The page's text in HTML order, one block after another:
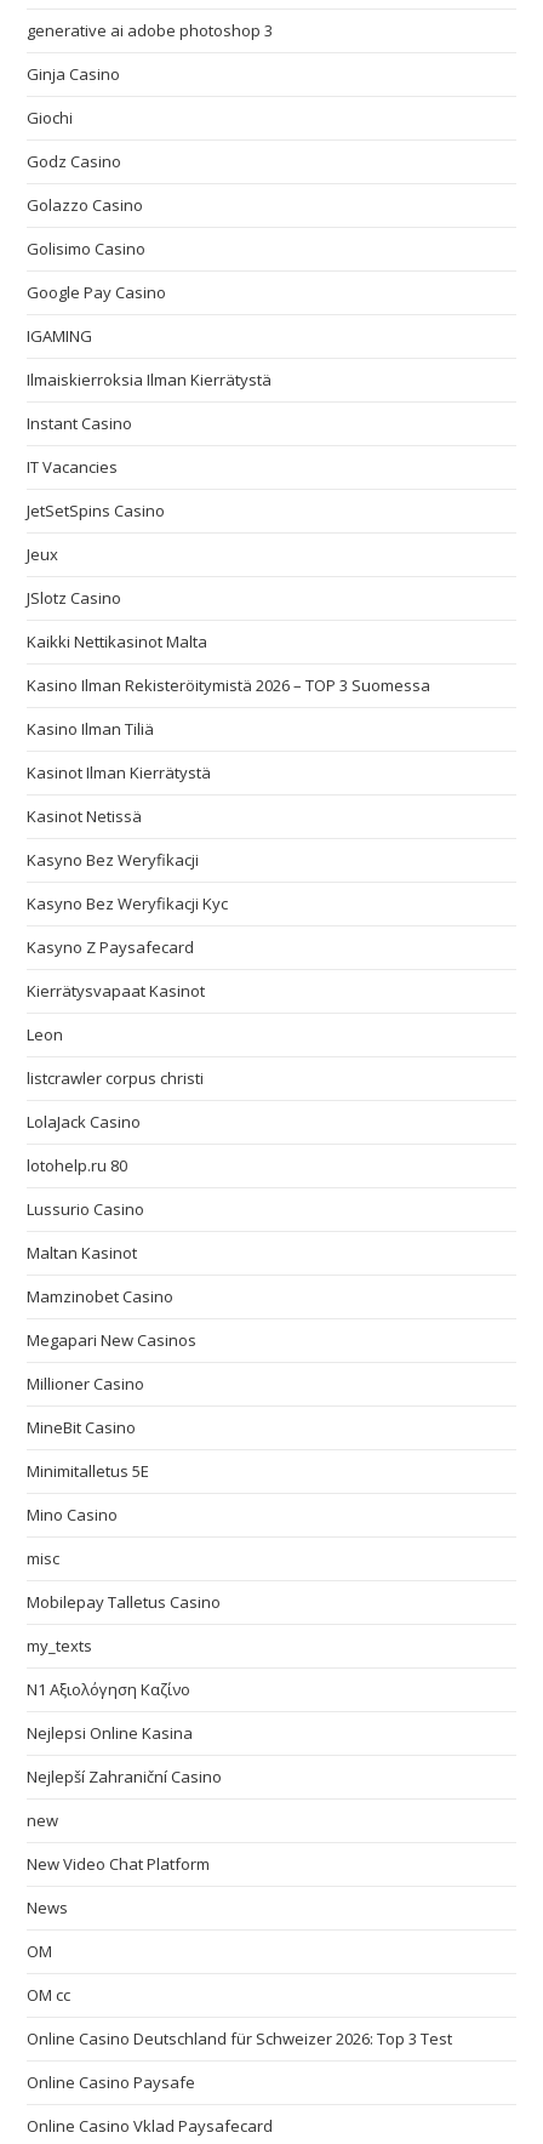
generative ai adobe photoshop 3
Ginja Casino
Giochi
Godz Casino
Golazzo Casino
Golisimo Casino
Google Pay Casino
IGAMING
Ilmaiskierroksia Ilman Kierrätystä
Instant Casino
IT Vacancies
JetSetSpins Casino
Jeux
JSlotz Casino
Kaikki Nettikasinot Malta
Kasino Ilman Rekisteröitymistä 2026 – TOP 3 Suomessa
Kasino Ilman Tiliä
Kasinot Ilman Kierrätystä
Kasinot Netissä
Kasyno Bez Weryfikacji
Kasyno Bez Weryfikacji Kyc
Kasyno Z Paysafecard
Kierrätysvapaat Kasinot
Leon
listcrawler corpus christi
LolaJack Casino
lotohelp.ru 80
Lussurio Casino
Maltan Kasinot
Mamzinobet Casino
Megapari New Casinos
Millioner Casino
MineBit Casino
Minimitalletus 5E
Mino Casino
misc
Mobilepay Talletus Casino
my_texts
N1 Αξιολόγηση Καζίνο
Nejlepsi Online Kasina
Nejlepší Zahraniční Casino
new
New Video Chat Platform
News
OM
OM cc
Online Casino Deutschland für Schweizer 2026: Top 3 Test
Online Casino Paysafe
Online Casino Vklad Paysafecard